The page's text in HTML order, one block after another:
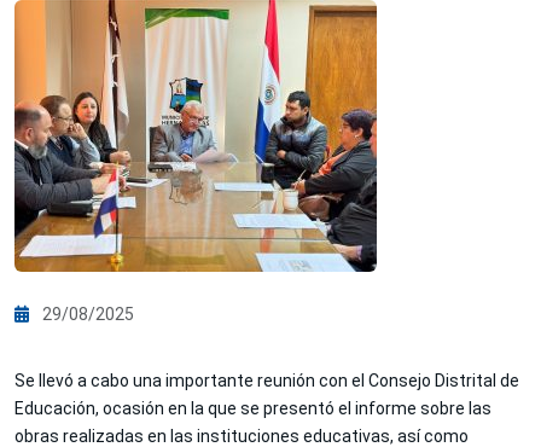
29/08/2025
Se llevó a cabo una importante reunión con el Consejo Distrital de
Educación, ocasión en la que se presentó el informe sobre las
obras realizadas en las instituciones educativas, así como